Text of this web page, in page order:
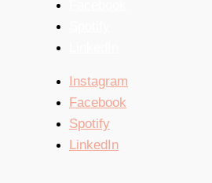
Instagram
Facebook
Spotify
LinkedIn